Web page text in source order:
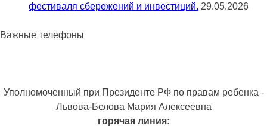
фестиваля сбережений и инвестиций. 29.05.2026
Важные телефоны
Уполномоченный при Президенте РФ по правам ребенка -
Львова-Белова Мария Алексеевна
горячая линия: